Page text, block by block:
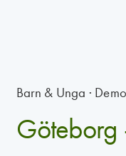
Barn & Unga ·
Göteborg